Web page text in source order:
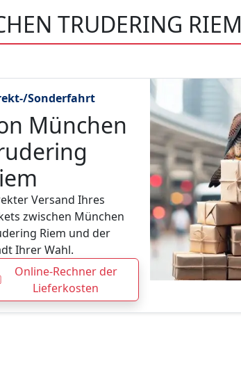
TRUDERING RIEM
Sonderfahrt
München
Versand Ihres
zwischen München
Riem und der
Ihrer Wahl.
Online-Rechner der
Lieferkosten